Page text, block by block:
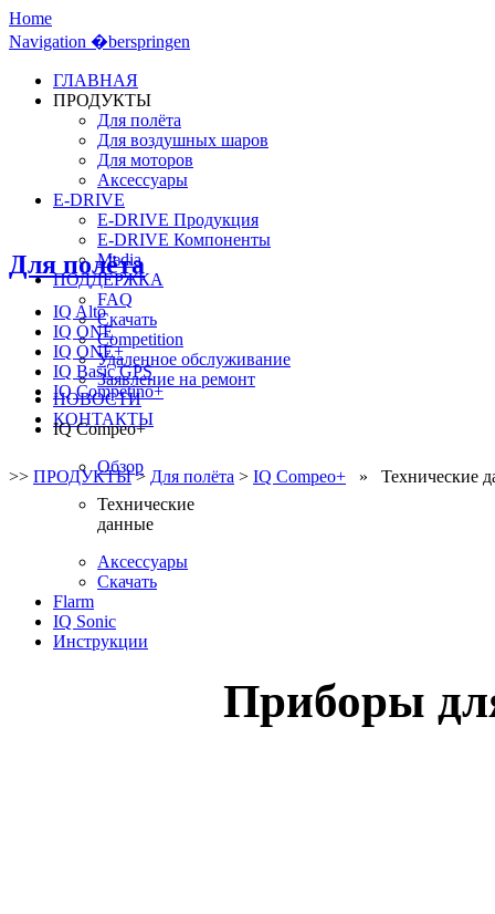
Home
Navigation �berspringen
ГЛАВНАЯ
ПРОДУКТЫ
Для полёта
Для воздушных шаров
Для моторов
Аксессуары
E-DRIVE
E-DRIVE Продукция
E-DRIVE Компоненты
Media
ПОДДЕРЖКА
FAQ
Скачать
Competition
Удаленное обслуживание
Заявление на ремонт
НОВОСТИ
КОНТАКТЫ
>> ПРОДУКТЫ> Для полёта > IQ Compeo+ » Технические
Для полёта
IQ Alto
IQ ONE
IQ ONE+
IQ Basic GPS
IQ Competino+
IQ Compeo+
Обзор
Технические
данные
Аксессуары
Скачать
Flarm
IQ Sonic
Инструкции
Приборы